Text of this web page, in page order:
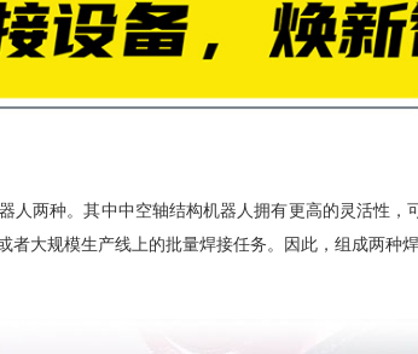
人两种。其中中空轴结构机器人拥有更高的灵活性
大规模生产线上的批量焊接任务。因此，组成两种